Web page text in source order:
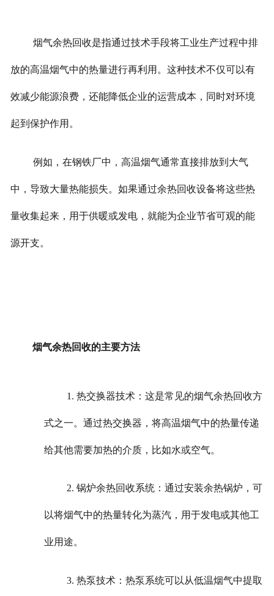
烟气余热回收是指通过技术手段将工业生产过程中排
放的高温烟气中的热量进行再利用。这种技术不仅可以有
效减少能源浪费，还能降低企业的运营成本，同时对环境
起到保护作用。
例如，在钢铁厂中，高温烟气通常直接排放到大气
中，导致大量热能损失。如果通过余热回收设备将这些热
量收集起来，用于供暖或发电，就能为企业节省可观的能
源开支。
烟气余热回收的主要方法
1. 热交换器技术：这是常见的烟气余热回收方
式之一。通过热交换器，将高温烟气中的热量传递
给其他需要加热的介质，比如水或空气。
2. 锅炉余热回收系统：通过安装余热锅炉，可
以将烟气中的热量转化为蒸汽，用于发电或其他工
业用途。
3. 热泵技术：热泵系统可以从低温烟气中提取